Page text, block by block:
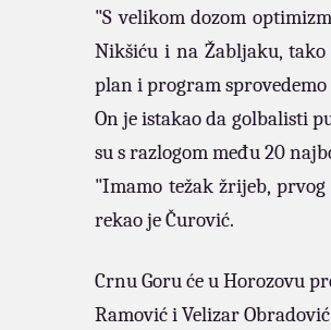
"S velikom dozom
Nikšiću i na Žabljaku, tako
plan i program
On je istakao da golbalisti
su s razlogom među 20
"Imamo težak žrijeb,
rekao je Čurović.
Crnu Goru će u Horozovu
Ramović i Velizar